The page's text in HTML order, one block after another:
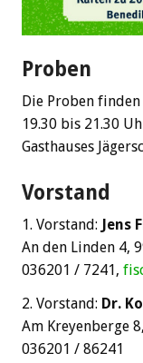
Proben
Die Proben
19.30 bis 21.30
Gasthauses
Vorstand
1. Vorstand:
Jens
An den Linden 4,
036201 / 7241,
2. Vorstand: Dr.
Am Kreyenberge
036201 / 86241